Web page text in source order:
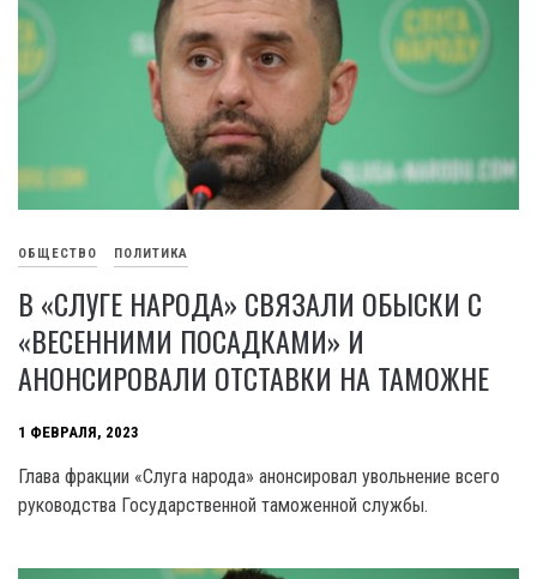
ОБЩЕСТВО ПОЛИТИКА
В «СЛУГЕ НАРОДА» СВЯЗАЛИ ОБЫСКИ С
«ВЕСЕННИМИ ПОСАДКАМИ» И
АНОНСИРОВАЛИ ОТСТАВКИ НА ТАМОЖНЕ
1 ФЕВРАЛЯ, 2023
Глава фракции «Слуга народа» анонсировал увольнение всего
руководства Государственной таможенной службы.